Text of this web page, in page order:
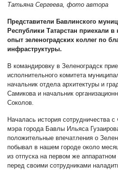
Татьяна Сергеева, фото автора
Представители Бавлинского
Республики Татарстан приехали
опыт зеленоградских коллег по
инфраструктуры.
В командировку в Зеленоградск
исполнительного комитета
начальник отдела архитектуры и
Самикова и начальник
Соколов.
Началась история сотрудничества с
мэра города Бавлы Ильяса
положительные впечатления о
побывал в нашем городе около
из отпуска на первом же
перед своими сотрудниками